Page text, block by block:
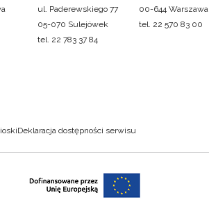
ul. Paderewskiego 77
05-070 Sulejówek
tel. 22 783 37 84
00-644 Warszawa
tel. 22 570 83 00
Deklaracja dostępności serwisu